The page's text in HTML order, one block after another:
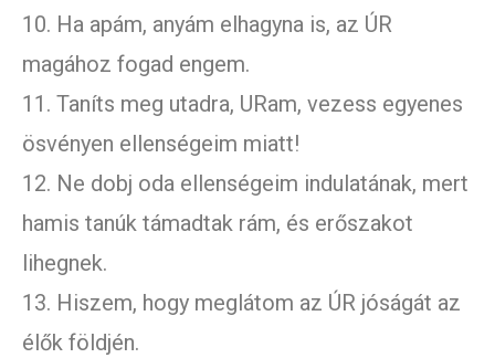
10. Ha apám, anyám elhagyna is, az ÚR
magához fogad engem.
11. Taníts meg utadra, URam, vezess egyenes
ösvényen ellenségeim miatt!
12. Ne dobj oda ellenségeim indulatának, mert
hamis tanúk támadtak rám, és erőszakot
lihegnek.
13. Hiszem, hogy meglátom az ÚR jóságát az
élők földjén.